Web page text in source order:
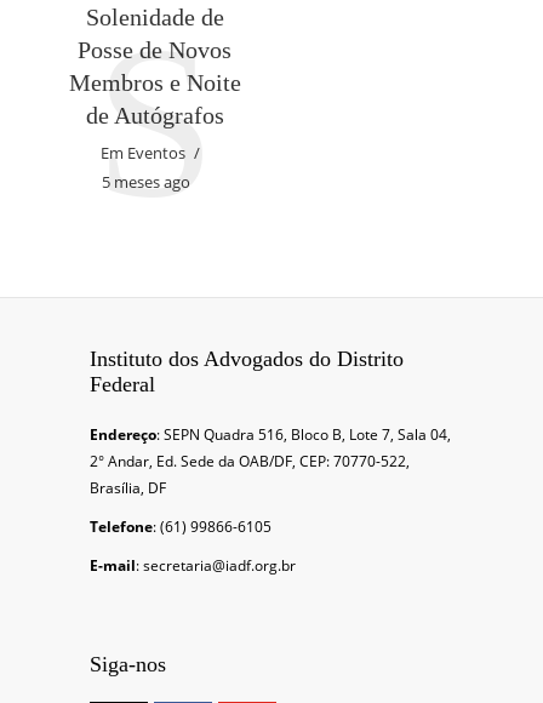
Solenidade de
Posse de Novos
Membros e Noite
de Autógrafos
Em Eventos
5 meses ago
S
Instituto dos Advogados do Distrito
Federal
Endereço: SEPN Quadra 516, Bloco B, Lote 7, Sala 04,
2° Andar, Ed. Sede da OAB/DF, CEP: 70770-522,
Brasília, DF
Telefone: (61) 99866-6105
E-mail: secretaria@iadf.org.br
Siga-nos